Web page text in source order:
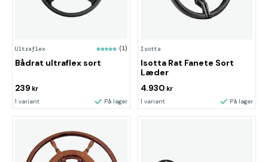
Ultraflex (1)
Bådrat ultraflex sort
239 kr
1 variant På lager
Isotta
Isotta Rat Fanete Sort
Læder
4.930 kr
1 variant På lager